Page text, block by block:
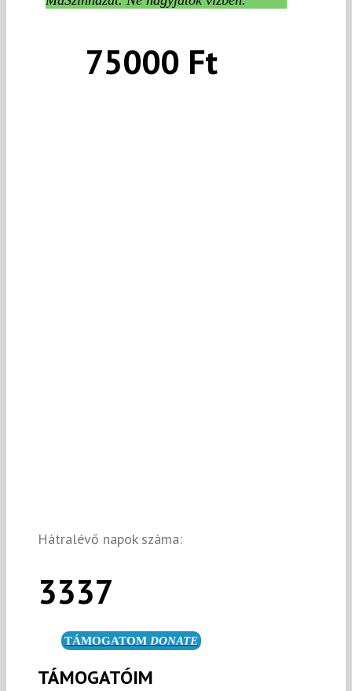
75000 Ft
Hátralévő napok száma:
3337
TÁMOGATOM DONATE
TÁMOGATÓIM